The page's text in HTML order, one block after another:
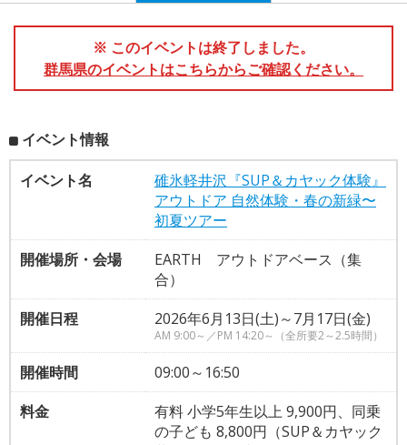
※ このイベントは終了しました。
群馬県のイベントはこちらからご確認ください。
イベント情報
イベント名
碓氷軽井沢『SUP＆カヤック体験』
アウトドア 自然体験・春の新緑〜
初夏ツアー
開催場所・会場
EARTH アウトドアベース（集
合）
開催日程
2026年6月13日(土)～7月17日(金)
AM 9:00～／PM 14:20～（全所要2～2.5時間）
開催時間
09:00～16:50
料金
有料 小学5年生以上 9,900円、同乗
の子ども 8,800円（SUP＆カヤック